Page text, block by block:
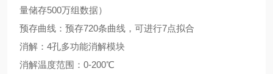
量储存500万组数据）
预存曲线：预存720条曲线，可进行7点拟合
消解：4孔多功能消解模块
消解温度范围：0-200℃